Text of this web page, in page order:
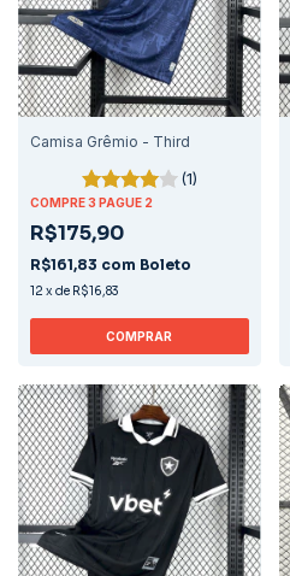
Camisa Grêmio - Third
(1)
COMPRE 3 PAGUE 2
R$175,90
R$161,83 com Boleto
12 x de R$16,83
COMPRAR